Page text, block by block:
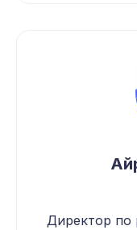
Директор по